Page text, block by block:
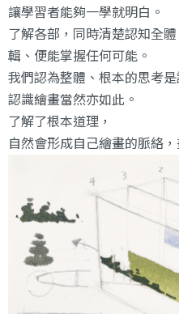
讓學習者能夠一學就明白。
了解各部，同時清楚認知全
輯、便能掌握任何可能。
我們認為整體、根本的思考
認識繪畫當然亦如此。
了解了根本道理，
自然會形成自己繪畫的脈絡